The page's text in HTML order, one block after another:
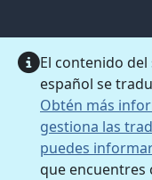
El contenido
español se
Obtén más
gestiona las
puedes
que encuentres